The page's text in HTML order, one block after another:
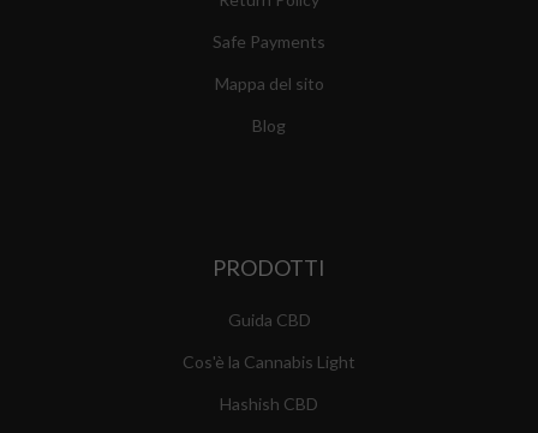
Safe Payments
Mappa del sito
Blog
PRODOTTI
Guida CBD
Cos'è la Cannabis Light
Hashish CBD